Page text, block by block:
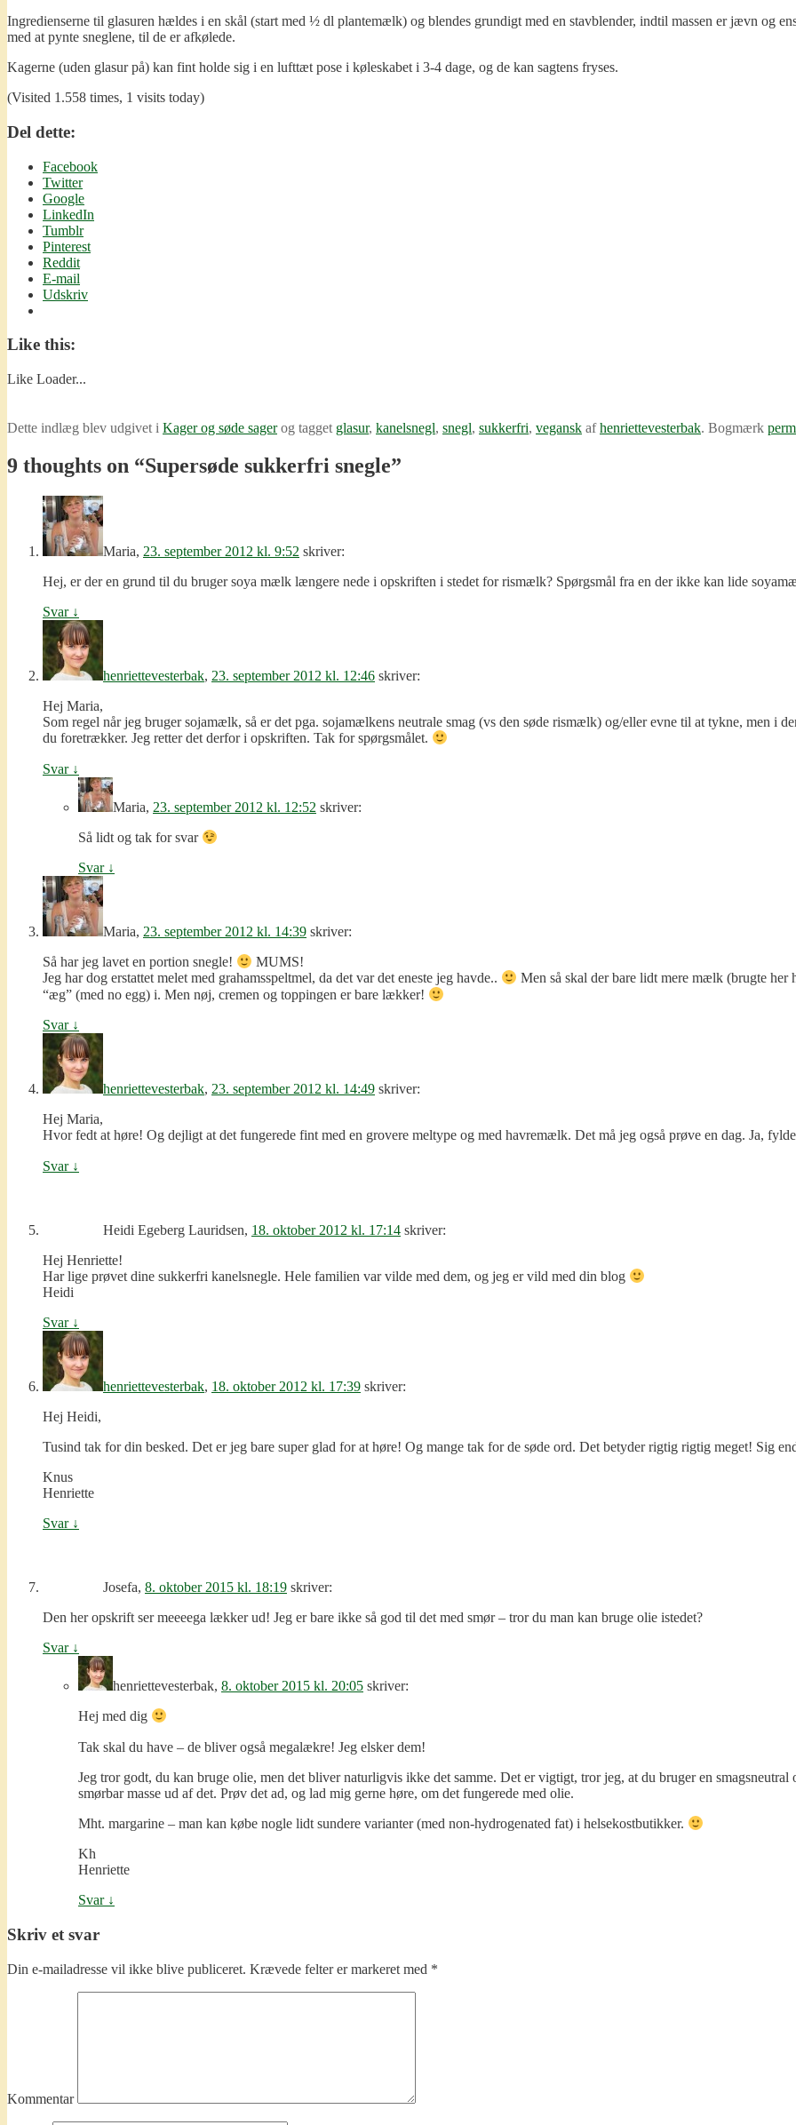
Ingredienserne til glasuren hældes i en skål (start med ½ dl plantemælk) og blendes grundigt med en stavblender, indtil massen er jævn og
med at pynte sneglene, til de er afkølede.
Kagerne (uden glasur på) kan fint holde sig i en lufttæt pose i køleskabet i 3-4 dage, og de kan sagtens fryses.
(Visited 1.558 times, 1 visits today)
Del dette:
Facebook
Twitter
Google
LinkedIn
Tumblr
Pinterest
Reddit
E-mail
Udskriv
Like this:
Like Loader...
Dette indlæg blev udgivet i Kager og søde sagerog tagget glasur, kanelsnegl, snegl, sukkerfri, vegansk afhenriettevesterbak. Bogmærk
9 thoughts on “Supersøde sukkerfri snegle”
Maria, 23. september 2012 kl. 9:52 skriver:
Hej, er der en grund til du bruger soya mælk længere nede i opskriften i stedet for rismælk? Spørgsmål fra en der ikke kan lide
Svar ↓
henriettevesterbak, 23. september 2012 kl. 12:46 skriver:
Hej Maria,
Som regel når jeg bruger sojamælk, så er det pga. sojamælkens neutrale smag (vs den søde rismælk) og/eller evne til at tykne, men i
du foretrækker. Jeg retter det derfor i opskriften. Tak for spørgsmålet.
Svar ↓
Maria, 23. september 2012 kl. 12:52 skriver:
Så lidt og tak for svar
Svar ↓
Maria, 23. september 2012 kl. 14:39 skriver:
Så har jeg lavet en portion snegle!
MUMS!
Jeg har dog erstattet melet med grahamsspeltmel, da det var det eneste jeg havde..
Men så skal der bare lidt mere mælk (brugte her
“æg” (med no egg) i. Men nøj, cremen og toppingen er bare lækker!
Svar ↓
henriettevesterbak, 23. september 2012 kl. 14:49 skriver:
Hej Maria,
Hvor fedt at høre! Og dejligt at det fungerede fint med en grovere meltype og med havremælk. Det må jeg også prøve en dag. Ja,
Svar ↓
Heidi Egeberg Lauridsen, 18. oktober 2012 kl. 17:14 skriver:
Hej Henriette!
Har lige prøvet dine sukkerfri kanelsnegle. Hele familien var vilde med dem, og jeg er vild med din blog
Heidi
Svar ↓
henriettevesterbak, 18. oktober 2012 kl. 17:39 skriver:
Hej Heidi,
Tusind tak for din besked. Det er jeg bare super glad for at høre! Og mange tak for de søde ord. Det betyder rigtig rigtig meget! Sig
Knus
Henriette
Svar ↓
Josefa, 8. oktober 2015 kl. 18:19 skriver:
Den her opskrift ser meeeega lækker ud! Jeg er bare ikke så god til det med smør – tror du man kan bruge olie istedet?
Svar ↓
henriettevesterbak, 8. oktober 2015 kl. 20:05 skriver:
Hej med dig
Tak skal du have – de bliver også megalækre! Jeg elsker dem!
Jeg tror godt, du kan bruge olie, men det bliver naturligvis ikke det samme. Det er vigtigt, tror jeg, at du bruger en
smørbar masse ud af det. Prøv det ad, og lad mig gerne høre, om det fungerede med olie.
Mht. margarine – man kan købe nogle lidt sundere varianter (med non-hydrogenated fat) i helsekostbutikker.
Kh
Henriette
Svar ↓
Skriv et svar
Din e-mailadresse vil ikke blive publiceret. Krævede felter er markeret med *
Kommentar